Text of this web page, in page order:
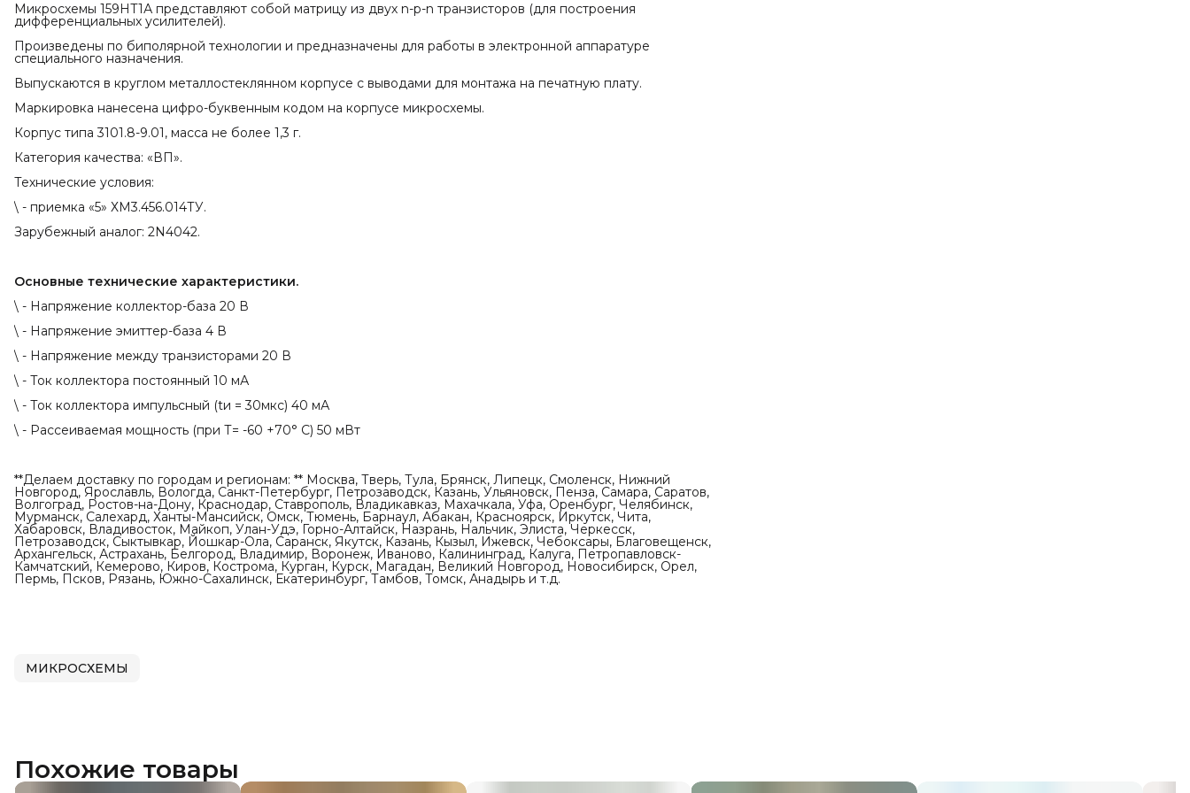
Анадырь и т.д.
Микросхемы 159НТ1А представляют собой матрицу из двух n-p-n транзисторов (для построения
дифференциальных усилителей).
Произведены по биполярной технологии и предназначены для работы в электронной аппаратуре
специального назначения.
Выпускаются в круглом металлостеклянном корпусе с выводами для монтажа на печатную плату.
Маркировка нанесена цифро-буквенным кодом на корпусе микросхемы.
Корпус типа 3101.8-9.01, масса не более 1,3 г.
Категория качества: «ВП».
Технические условия:
\ - приемка «5» ХМ3.456.014ТУ.
Зарубежный аналог: 2N4042.
Основные технические характеристики.
\ - Напряжение коллектор-база 20 В
\ - Напряжение эмиттер-база 4 В
\ - Напряжение между транзисторами 20 В
\ - Ток коллектора постоянный 10 мА
\ - Ток коллектора импульсный (tи = 30мкс) 40 мА
\ - Рассеиваемая мощность (при Т= -60 +70° С) 50 мВт
**Делаем доставку по городам и регионам: ** Москва, Тверь, Тула, Брянск, Липецк, Смоленск, Нижний
Новгород, Ярославль, Вологда, Санкт-Петербург, Петрозаводск, Казань, Ульяновск, Пенза, Самара, Саратов,
Волгоград, Ростов-на-Дону, Краснодар, Ставрополь, Владикавказ, Махачкала, Уфа, Оренбург, Челябинск,
Мурманск, Салехард, Ханты-Мансийск, Омск, Тюмень, Барнаул, Абакан, Красноярск, Иркутск, Чита,
Хабаровск, Владивосток, Майкоп, Улан-Удэ, Горно-Алтайск, Назрань, Нальчик, Элиста, Черкесск,
Петрозаводск, Сыктывкар, Йошкар-Ола, Саранск, Якутск, Казань, Кызыл, Ижевск, Чебоксары, Благовещенск,
Архангельск, Астрахань, Белгород, Владимир, Воронеж, Иваново, Калининград, Калуга, Петропавловск-
Камчатский, Кемерово, Киров, Кострома, Курган, Курск, Магадан, Великий Новгород, Новосибирск, Орел,
Пермь, Псков, Рязань, Южно-Сахалинск, Екатеринбург, Тамбов, Томск, Анадырь и т.д.
МИКРОСХЕМЫ
Похожие товары